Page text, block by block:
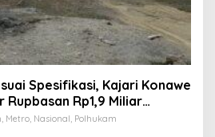
Spesifikasi, Kajari Konawe
Rp1,9 Miliar
Metro, Nasional, Polhukam